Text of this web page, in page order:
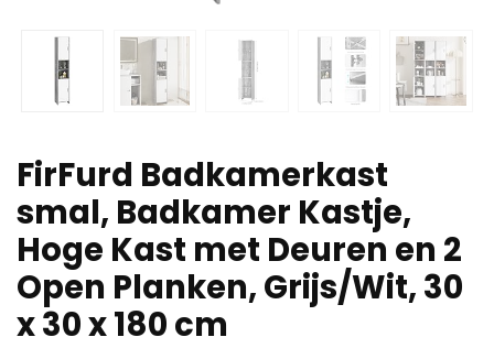
FirFurd Badkamerkast
smal, Badkamer Kastje,
Hoge Kast met Deuren en 2
Open Planken, Grijs/Wit, 30
x 30 x 180 cm